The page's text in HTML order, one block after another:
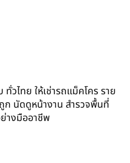
วไทย ให้เช่ารถแม็คโคร ราย
ถูก นัดดูหน้างาน สำรวจพื้นที่
ย่างมืออาชีพ